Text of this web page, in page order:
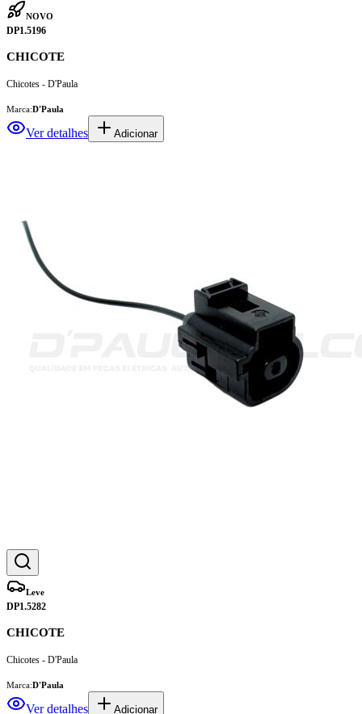
NOVO
DP1.5196
CHICOTE
Chicotes - D'Paula
Marca:D'Paula
Ver detalhes Adicionar
Leve
DP1.5282
CHICOTE
Chicotes - D'Paula
Marca:D'Paula
Ver detalhes Adicionar